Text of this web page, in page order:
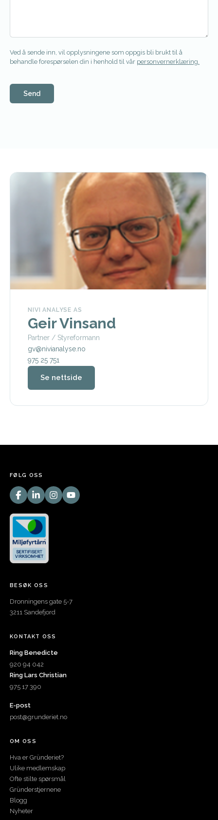
Ved å sende inn, vil opplysningene som oppgis bli brukt til å
behandle forespørselen din i henhold til vår personvernerklæring.
NIVI ANALYSE AS
Geir Vinsand
Partner / Styreformann
gv@nivianalyse.no
975 25 751
Se nettside
FØLG OSS
BESØK OSS
Dronningens gate 5-7
3211 Sandefjord
KONTAKT OSS
Ring Benedicte
920 94 042
Ring Lars Christian
975 17 390
E-post
post@grunderiet.no
OM OSS
Hva er Gründeriet?
Ulike medlemskap
Ofte stilte spørsmål
Gründerstjernene
Blogg
Nyheter